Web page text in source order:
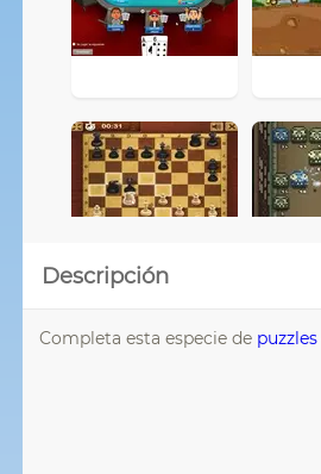
Descripción
Completa esta especie de puzzles